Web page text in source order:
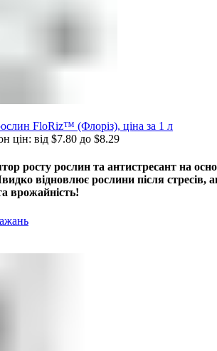
FloRiz™ (Флоріз), ціна за 1 л
цін: від $7.80 до $8.29
росту рослин та антистресант на
відновлює рослини після стресів,
врожайність!